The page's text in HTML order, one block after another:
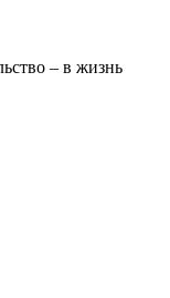
– в жизнь